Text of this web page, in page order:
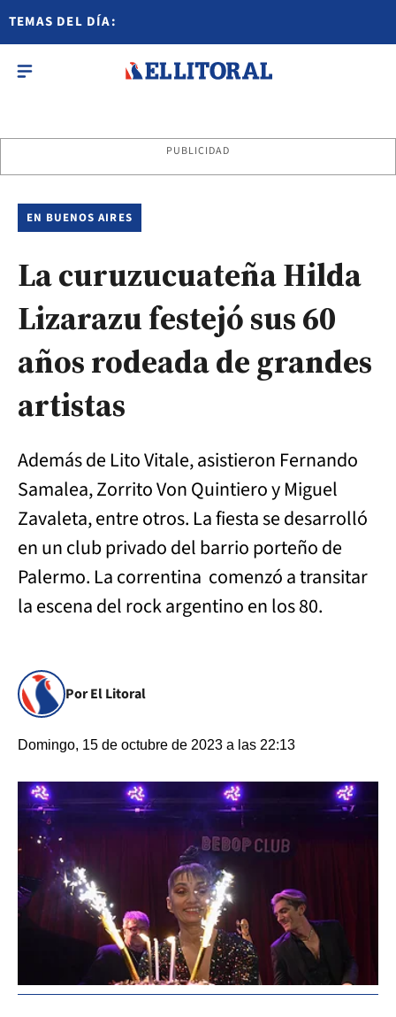
TEMAS DEL DÍA:
PUBLICIDAD
EN BUENOS AIRES
La curuzucuateña Hilda
Lizarazu festejó sus 60
años rodeada de grandes
artistas
Además de Lito Vitale, asistieron Fernando
Samalea, Zorrito Von Quintiero y Miguel
Zavaleta, entre otros. La fiesta se desarrolló
en un club privado del barrio porteño de
Palermo. La correntina comenzó a transitar
la escena del rock argentino en los 80.
Por El Litoral
Domingo, 15 de octubre de 2023 a las 22:13